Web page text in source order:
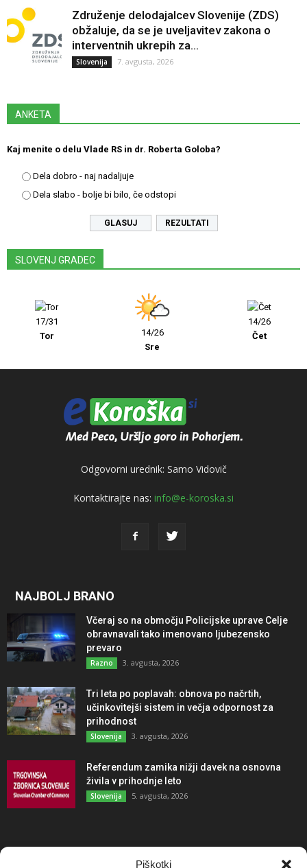
Piškotki
Združenje delodajalcev Slovenije (ZDS)
obžaluje, da se je uveljavitev zakona o
interventnih ukrepih za...
Slovenija 7. avgusta, 2026
ANKETA
Kaj menite o delu Vlade RS in dr. Roberta Goloba?
Dela dobro - naj nadaljuje
Dela slabo - bolje bi bilo, če odstopi
REZULTATI
SLOVENJ GRADEC
17/31
Tor
14/26
Sre
14/26
Čet
Odgovorni urednik: Samo Vidovič
Kontaktirajte nas: info@e-koroska.si
NAJBOLJ BRANO
Včeraj so na območju Policijske uprave Celje
obravnavali tako imenovano ljubezensko
prevaro
Razno 3. avgusta, 2026
Tri leta po poplavah: obnova po načrtih,
učinkovitejši sistem in večja odpornost za
prihodnost
Slovenija 3. avgusta, 2026
Referendum zamika nižji davek na osnovna
živila v prihodnje leto
Slovenija 5. avgusta, 2026
NAJBOLJ KOMENTIRANO